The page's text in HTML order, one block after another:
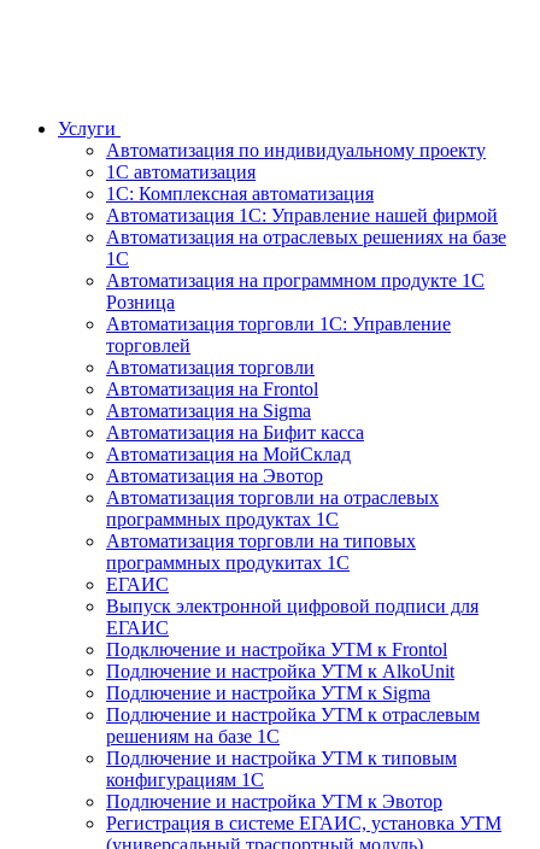
Услуги
Автоматизация по индивидуальному проекту
1С автоматизация
1С: Комплексная автоматизация
Автоматизация 1С: Управление нашей фирмой
Автоматизация на отраслевых решениях на базе
1С
Автоматизация на программном продукте 1С
Розница
Автоматизация торговли 1С: Управление
торговлей
Автоматизация торговли
Автоматизация на Frontol
Автоматизация на Sigma
Автоматизация на Бифит касса
Автоматизация на МойСклад
Автоматизация на Эвотор
Автоматизация торговли на отраслевых
программных продуктах 1С
Автоматизация торговли на типовых
программных продукитах 1С
ЕГАИС
Выпуск электронной цифровой подписи для
ЕГАИС
Подключение и настройка УТМ к Frontol
Подлючение и настройка УТМ к AlkoUnit
Подлючение и настройка УТМ к Sigma
Подлючение и настройка УТМ к отраслевым
решениям на базе 1С
Подлючение и настройка УТМ к типовым
конфигурациям 1С
Подлючение и настройка УТМ к Эвотор
Регистрация в системе ЕГАИС, установка УТМ
(универсальный траспортный модуль)